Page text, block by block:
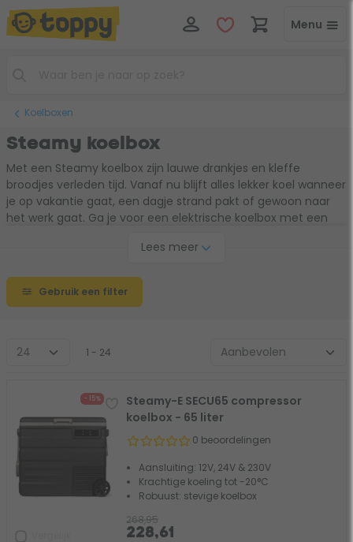
Menu
Koelboxen
Steamy koelbox
Met een Steamy koelbox zijn lauwe drankjes en kleffe
broodjes verleden tijd. Vanaf nu blijft alles lekker koel wanneer
je op vakantie gaat, een dagje strand pakt of gewoon naar
het werk gaat. Ga je voor een elektrische koelbox met een
Wat je voorkeur ook is, er is altijd een Steamy koelbox die bij je
warme dagen!
Lees meer
Gebruik een filter
1 - 24
- 15%
Steamy-E SECU65 compressor
koelbox - 65 liter
0 beoordelingen
Aansluiting: 12V, 24V & 230V
Krachtige koeling tot -20°C
Robuust: stevige koelbox
268,95
228,61